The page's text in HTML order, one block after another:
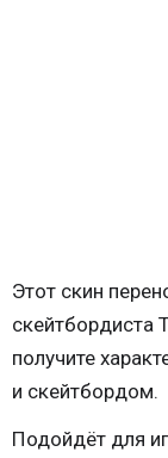
Этот скин
скейтбордиста
получите
и скейтбордом.
Подойдёт для